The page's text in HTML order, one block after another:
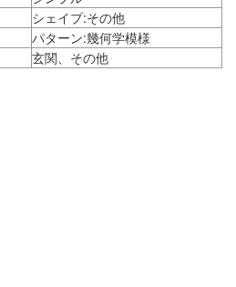
シェイプ:その他
パターン:幾何学模様
玄関、その他